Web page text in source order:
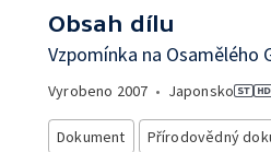
Obsah dílu
Vzpomínka na Osamělého
Vyrobeno 2007 • Japonsko
Dokument Přírodovědný